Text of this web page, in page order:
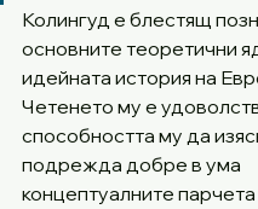
Колингуд е блестящ
основните теоретични
идейната история на
Четенето му е
способността му да
подрежда добре в ума
концептуалните